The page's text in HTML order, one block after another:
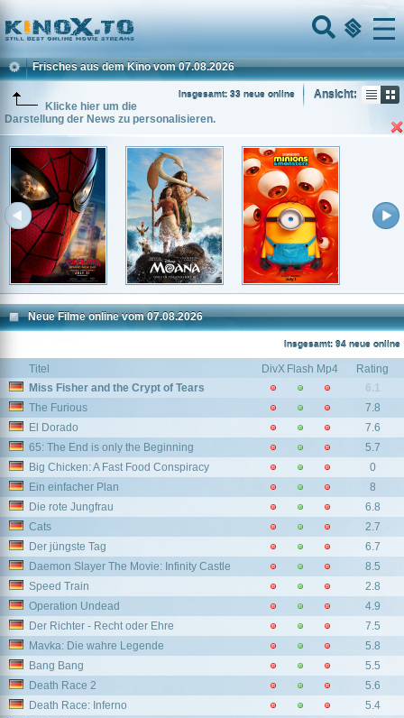
Home
Menu
Frisches aus dem Kino vom 07.08.2026
Ansicht:
Insgesamt: 33 neue online
Klicke hier um die
Darstellung der News zu personalisieren.
Neue Filme online vom 07.08.2026
Insgesamt: 94 neue online
Titel DivX Flash Mp4
Rating
Miss Fisher and the Crypt of Tears
6.1
The Furious
7.8
El Dorado
7.6
65: The End is only the Beginning
5.7
Big Chicken: A Fast Food Conspiracy
0
Ein einfacher Plan
8
Die rote Jungfrau
6.8
Cats
2.7
Der jüngste Tag
6.7
Daemon Slayer The Movie: Infinity Castle
8.5
Speed Train
2.8
Operation Undead
4.9
Der Richter - Recht oder Ehre
7.5
Mavka: Die wahre Legende
5.8
Bang Bang
5.5
Death Race 2
5.6
Death Race: Inferno
5.4